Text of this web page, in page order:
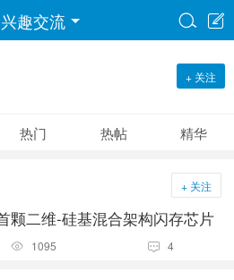
兴趣交流 

+ 关注
热门 热帖 精华
+ 关注
颗二维-硅基混合架构闪存芯片
 1095  4